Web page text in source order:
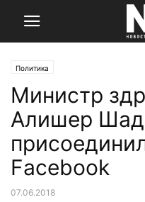
Политика
Министр
Алишер
Facebook
07.06.2018